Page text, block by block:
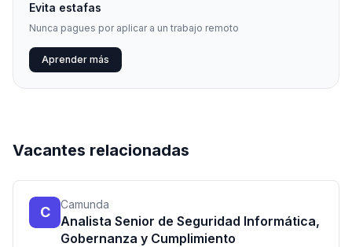
Evita estafas
Nunca pagues por aplicar a un trabajo remoto
Aprender más
Vacantes relacionadas
C Camunda
Analista Senior de Seguridad Informática,
Gobernanza y Cumplimiento